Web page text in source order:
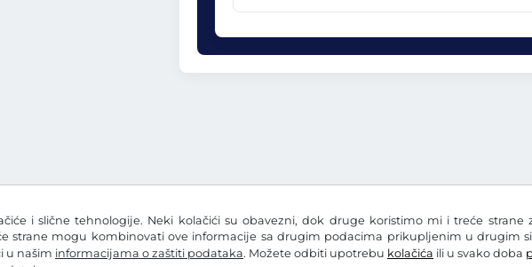
i slične tehnologije. Neki kolačići su obavezni, dok druge koristimo mi i treće
strane mogu kombinovati ove informacije sa drugim podacima prikupljenim u drugim
u našim informacijama o zaštiti podataka. Možete odbiti upotrebu kolačića ili u svako doba